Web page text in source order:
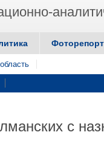
с